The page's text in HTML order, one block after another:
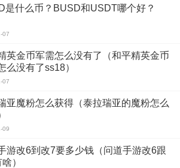
服务和强大的技术支持，在全球数字货币交易领域占
的技术创新和智能交易功能，使得交易更加高效和便
是选择了一个全面、安全、高效的数字货币交易平
用户体验。
互联网上使用DApp。
是什么币？BUSD和USDT哪个好？
07
英金币军需怎么没有了（和平精英金币
么没有了ss18）
07
亚魔粉怎么获得（泰拉瑞亚的魔粉怎么
09
游改6到改7要多少钱（问道手游改6跟
）